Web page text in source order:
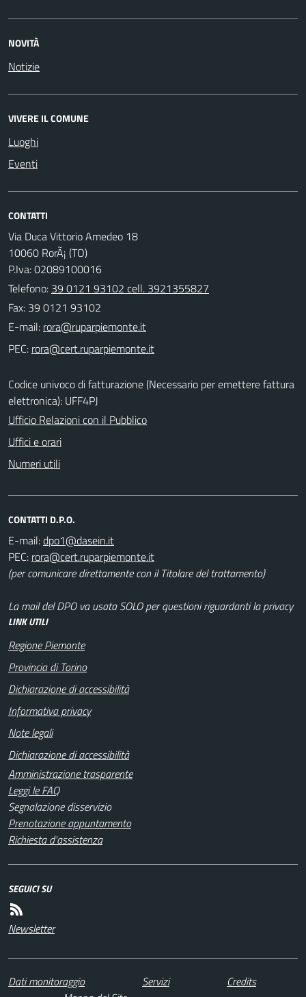
NOVITÀ
Notizie
VIVERE IL COMUNE
Luoghi
Eventi
CONTATTI
Via Duca Vittorio Amedeo 18
10060 RorÃ¡ (TO)
P.Iva: 02089100016
Telefono: 39 0121 93102 cell. 3921355827
Fax: 39 0121 93102
E-mail:
PEC:
Codice univoco di fatturazione (Necessario per emettere fattura
elettronica): UFF4PJ
Ufficio Relazioni con il Pubblico
Uffici e orari
Numeri utili
CONTATTI D.P.O.
E-mail:
PEC:
(per comunicare direttamente con il Titolare del trattamento)
La mail del DPO va usata SOLO per questioni riguardanti la privacy
LINK UTILI
Regione Piemonte
Provincia di Torino
Dichiarazione di accessibilità
Informativa privacy
Note legali
Dichiarazione di accessibilità
Amministrazione trasparente
Leggi le FAQ
Segnalazione disservizio
Prenotazione appuntamento
Richiesta d'assistenza
SEGUICI SU
Newsletter
Dati monitoraggio Servizi
Credits